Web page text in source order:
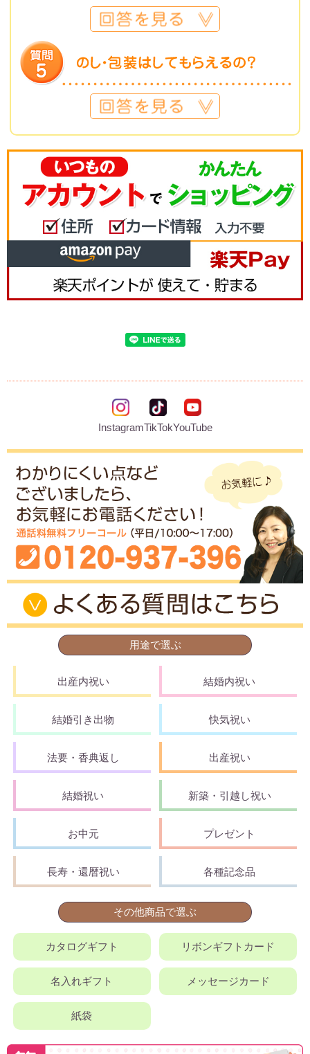
InstagramTikTokYouTube
用途で選ぶ
出産内祝い 結婚内祝い
結婚引き出物 快気祝い
法要・香典返し 出産祝い
結婚祝い 新築・引越し祝い
お中元 プレゼント
長寿・還暦祝い 各種記念品
その他商品で選ぶ
カタログギフト リボンギフトカード
名入れギフト メッセージカード
紙袋